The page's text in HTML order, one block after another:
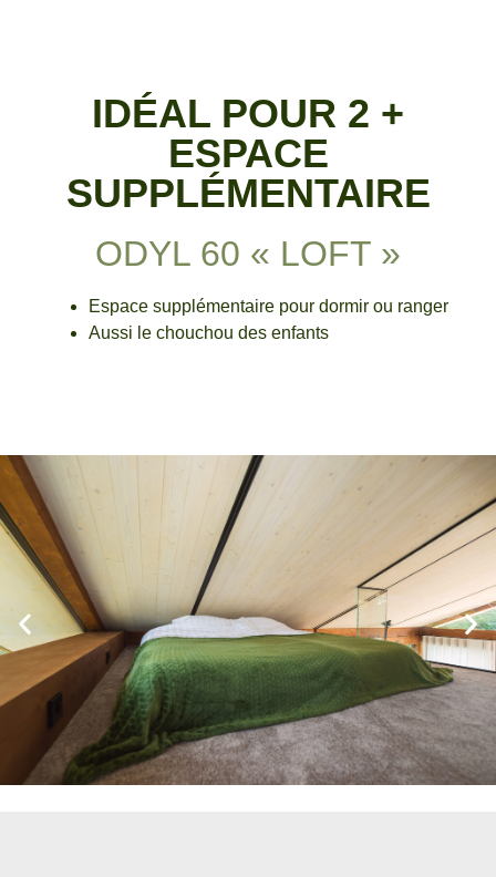
IDÉAL POUR 2 +
ESPACE
SUPPLÉMENTAIRE
ODYL 60 « LOFT »
Espace supplémentaire pour dormir ou ranger
Aussi le chouchou des enfants